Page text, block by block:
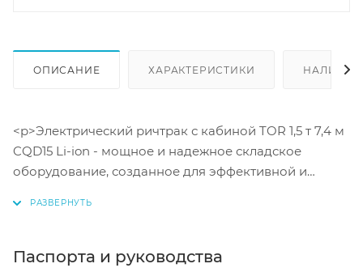
ОПИСАНИЕ ХАРАКТЕРИСТИКИ
<p>Электрический ричтрак с кабиной TOR 1,5 т 7,4 м
CQD15 Li-ion - мощное и надежное складское
оборудование, созданное для эффективной и
производительность. Ричтрак оснащен
Паспорта и руководства